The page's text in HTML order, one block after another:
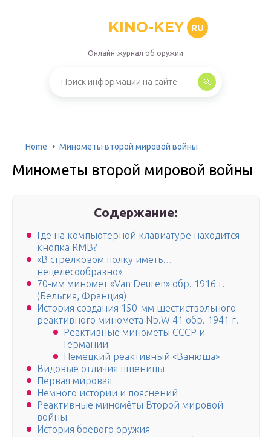
KINO-KEY RU
Онлайн-журнал об оружии
Home Минометы второй мировой войны
Минометы второй мировой войны
Содержание:
Где на компьютерной клавиатуре находится
кнопка RMB?
«В стрелковом полку иметь…
нецелесообразно»
70-мм миномет «Van Deuren» обр. 1916 г.
(Бельгия, Франция)
История создания 150-мм шестиствольного
реактивного миномета Nb.W 41 обр. 1941 г.
Реактивные минометы СССР и
Германии
Немецкий реактивный «Ванюша»
Видовые отличия пшеницы
Первая мировая
Немного истории и пояснений
Реактивные миномёты Второй мировой
войны
История боевого оружия